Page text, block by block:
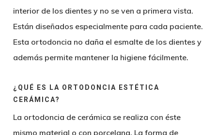
interior de los dientes y no se ven a primera vista.
Están diseñados especialmente para cada paciente.
Esta ortodoncia no daña el esmalte de los dientes y
además permite mantener la higiene fácilmente.
¿QUÉ ES LA ORTODONCIA ESTÉTICA
CERÁMICA?
La ortodoncia de cerámica se realiza con éste
mismo material o con porcelana. La forma de